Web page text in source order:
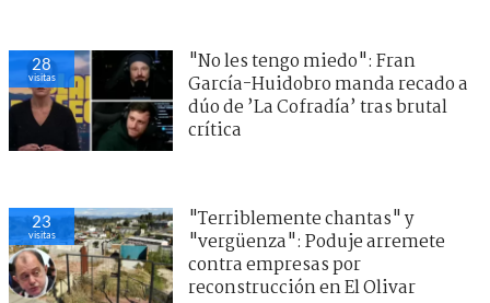
28
visitas
"No les tengo miedo": Fran
García-Huidobro manda recado a
dúo de ’La Cofradía’ tras brutal
crítica
23
visitas
"Terriblemente chantas" y
"vergüenza": Poduje arremete
contra empresas por
reconstrucción en El Olivar